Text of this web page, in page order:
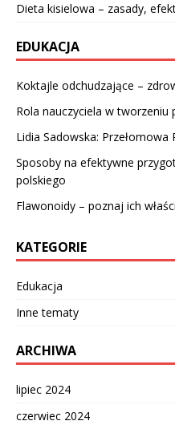
Dieta kisielowa – zasady,
EDUKACJA
Koktajle odchudzające –
Rola nauczyciela w
Lidia Sadowska: Przełomowa
Sposoby na efektywne
polskiego
Flawonoidy – poznaj ich
KATEGORIE
Edukacja
Inne tematy
ARCHIWA
lipiec 2024
czerwiec 2024